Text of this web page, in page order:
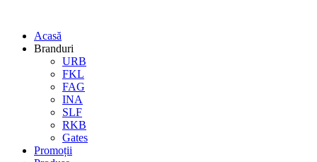
Acasă
Branduri
URB
FKL
FAG
INA
SLF
RKB
Gates
Promoții